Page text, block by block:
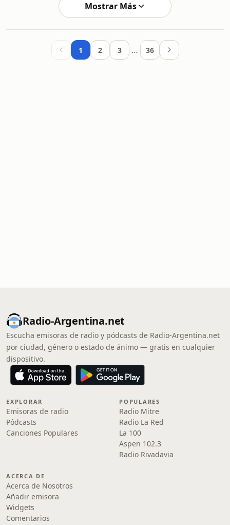
Mostrar Más
1 2 3 … 36
Radio-Argentina.net
Escucha emisoras de radio y pódcasts de Radio-Argentina.net
por ciudad, género o estado de ánimo — gratis en cualquier
dispositivo.
EXPLORAR
Emisoras de radio
Pódcasts
Canciones Populares
POPULARES
Radio Mitre
Radio La Red
La 100
Aspen 102.3
Radio Rivadavia
ACERCA DE
Acerca de Nosotros
Añadir emisora
Widgets
Comentarios